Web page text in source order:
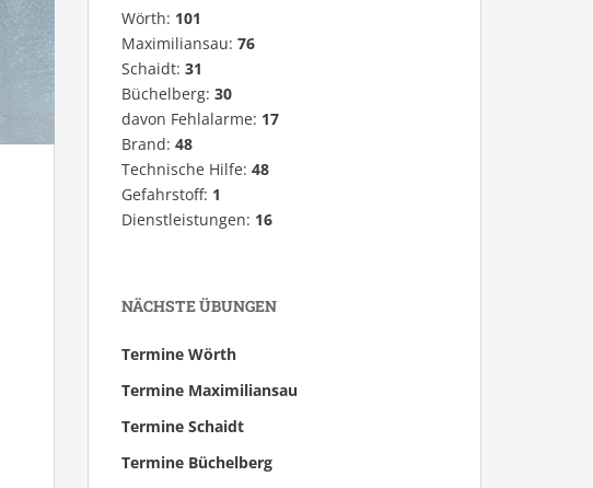
Wörth: 101
Maximiliansau: 76
Schaidt: 31
Büchelberg: 30
davon Fehlalarme: 17
Brand: 48
Technische Hilfe: 48
Gefahrstoff: 1
Dienstleistungen: 16
NÄCHSTE ÜBUNGEN
Termine Wörth
Termine Maximiliansau
Termine Schaidt
Termine Büchelberg